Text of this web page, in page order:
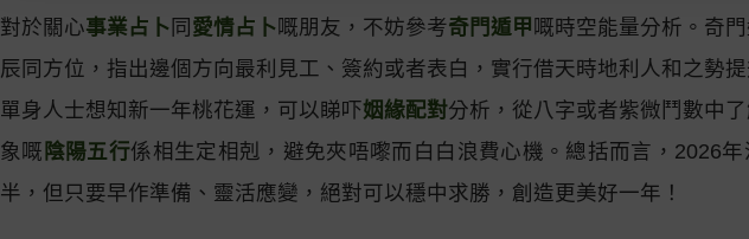
對於關心事業占卜 同 愛情占卜嘅朋友，不妨參考奇門遁甲 嘅時空能量分析。奇
辰同方位，指出邊個方向最利見工、簽約或者表白，實行借天時地利人和之勢
單身人士想知新一年桃花運，可以睇吓姻緣配對分析，從八字或者紫微鬥數中
象嘅 陰陽五行係相生定相剋，避免夾唔嚟而白白浪費心機。總括而言，2026
半，但只要早作準備、靈活應變，絕對可以穩中求勝，創造更美好一年！